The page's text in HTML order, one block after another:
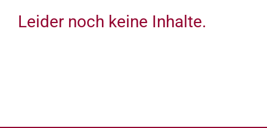
Leider noch keine Inhalte.